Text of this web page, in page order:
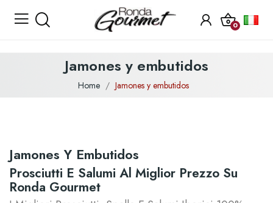
0
Jamones y embutidos
Home Jamones y embutidos
Jamones Y Embutidos
Prosciutti E Salumi Al Miglior Prezzo Su
Ronda Gourmet